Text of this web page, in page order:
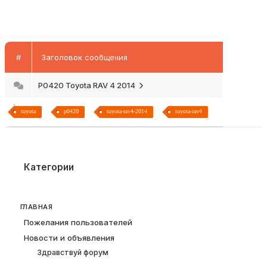
# Заголовок сообщения
P0420 Toyota RAV 4 2014
toyota p0420 toyota-rav4-2014 toyota-rav4
Категории
ГЛАВНАЯ
Пожелания пользователей
Новости и объявления
Здравствуй форум